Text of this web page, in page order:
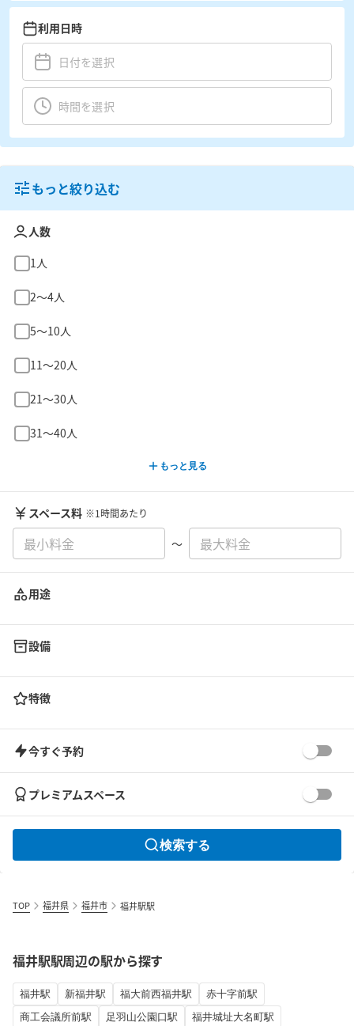
利用日時
もっと絞り込む
人数
1人
2〜4人
5〜10人
11〜20人
21〜30人
31〜40人
もっと見る
スペース料 ※1時間あたり
〜
用途
設備
特徴
今すぐ予約
プレミアムスペース
検索する
TOP 福井県 福井市 福井駅駅
福井駅駅周辺の駅から探す
福井駅 新福井駅 福大前西福井駅
赤十字前駅
商工会議所前駅
足羽山公園口駅
福井城址大名町駅